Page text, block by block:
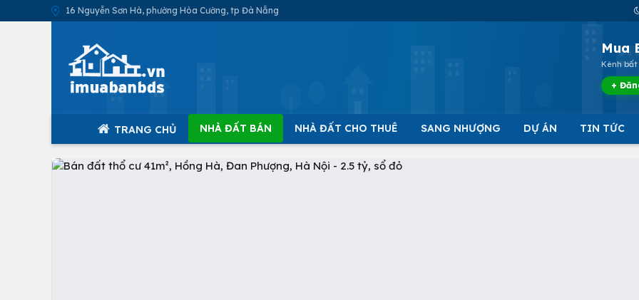
16 Nguyễn Sơn Hà, phường Hòa Cường, tp Đà Nẵng
Mua
Kênh
+
TRANG CHỦ NHÀ ĐẤT BÁN NHÀ ĐẤT CHO THUÊ SANG NHƯỢNG DỰ ÁN TIN TỨC